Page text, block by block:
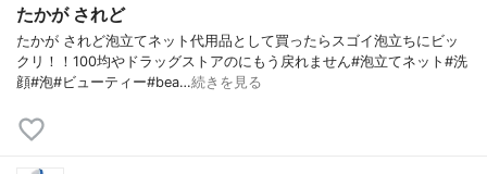
たかが されど
たかが されど泡立てネット代用品として買ったらスゴイ泡立ちにビッ
クリ！！100均やドラッグストアのにもう戻れません#泡立てネット#洗
顔#泡#ビューティー#bea…続きを見る